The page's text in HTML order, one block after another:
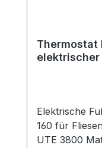
Thermostat
elektrischer
Elektrische
160 für
UTE 3800